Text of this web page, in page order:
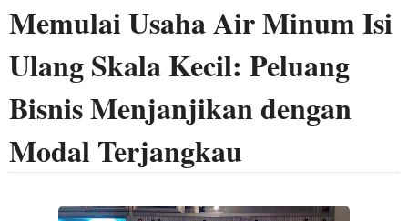
Memulai Usaha Air Minum Isi
Ulang Skala Kecil: Peluang
Bisnis Menjanjikan dengan
Modal Terjangkau